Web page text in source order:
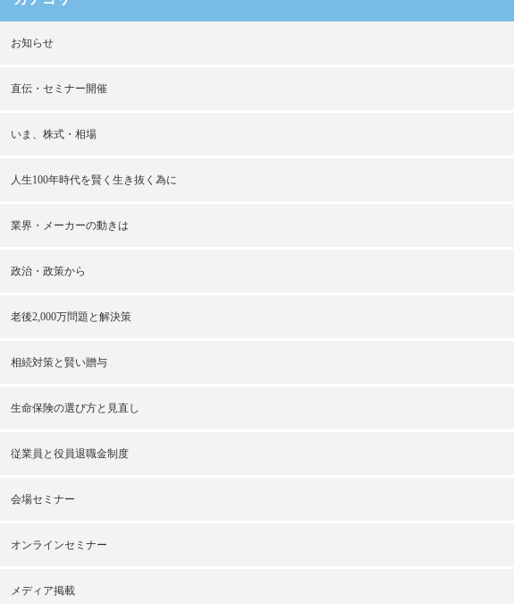
お知らせ
直伝・セミナー開催
いま、株式・相場
人生100年時代を賢く生き抜く為に
業界・メーカーの動きは
政治・政策から
老後2,000万問題と解決策
相続対策と賢い贈与
生命保険の選び方と見直し
従業員と役員退職金制度
会場セミナー
オンラインセミナー
メディア掲載